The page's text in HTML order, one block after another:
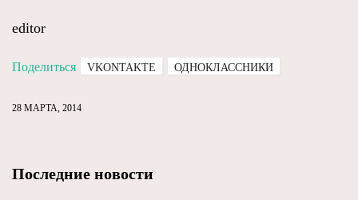
editor
Поделиться VKONTAKTE ОДНОКЛАССНИКИ
28 МАРТА, 2014
Последние новости